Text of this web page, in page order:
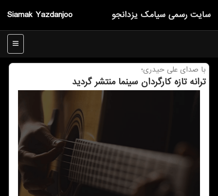
Siamak Yazdanjoo سایت رسمی سیامك یزدانجو
منو
با صدای علی حیدری؛
ترانه تازه كارگردان سینما منتشر گردید